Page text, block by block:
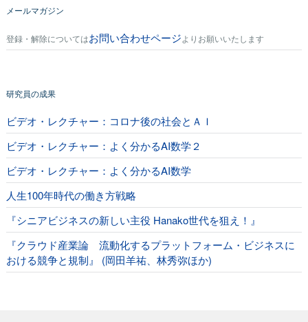
メールマガジン
登録・解除についてはお問い合わせページよりお願いいたします
研究員の成果
ビデオ・レクチャー：コロナ後の社会とＡＩ
ビデオ・レクチャー：よく分かるAI数学２
ビデオ・レクチャー：よく分かるAI数学
人生100年時代の働き方戦略
『シニアビジネスの新しい主役 Hanako世代を狙え！』
『クラウド産業論 流動化するプラットフォーム・ビジネスに
おける競争と規制』 (岡田羊祐、林秀弥ほか)